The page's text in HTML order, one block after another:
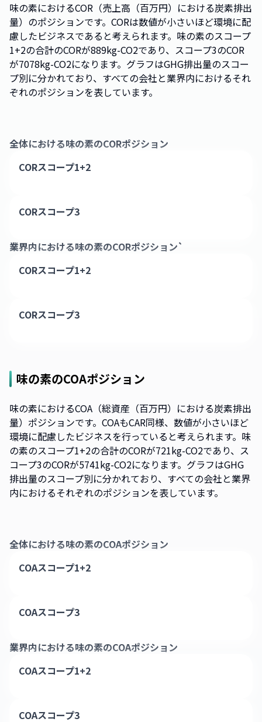
味の素におけるCOR（売上高（百万円）における炭素排出
量）のポジションです。CORは数値が小さいほど環境に配
慮したビジネスであると考えられます。味の素のスコープ
1+2の合計のCORが889kg-CO2であり、スコープ3のCOR
が7078kg-CO2になります。グラフはGHG排出量のスコー
プ別に分かれており、すべての会社と業界内におけるそれ
ぞれのポジションを表しています。
全体における味の素のCORポジション
CORスコープ1+2
CORスコープ3
業界内における味の素のCORポジション`
CORスコープ1+2
CORスコープ3
味の素のCOAポジション
味の素におけるCOA（総資産（百万円）における炭素排出
量）ポジションです。COAもCAR同様、数値が小さいほど
環境に配慮したビジネスを行っていると考えられます。味
の素のスコープ1+2の合計のCORが721kg-CO2であり、ス
コープ3のCORが5741kg-CO2になります。グラフはGHG
排出量のスコープ別に分かれており、すべての会社と業界
内におけるそれぞれのポジションを表しています。
全体における味の素のCOAポジション
COAスコープ1+2
COAスコープ3
業界内における味の素のCOAポジション
COAスコープ1+2
COAスコープ3